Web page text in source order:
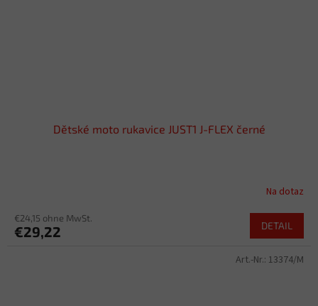
Dětské moto rukavice JUST1 J-FLEX černé
Na dotaz
€24,15 ohne MwSt.
€29,22 DETAIL
Art.-Nr.: 13374/M